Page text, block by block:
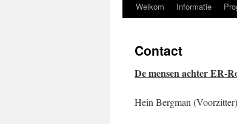
Welkom Informatie
Contact
De mensen achter ER-
Hein Bergman (Voorzitter)